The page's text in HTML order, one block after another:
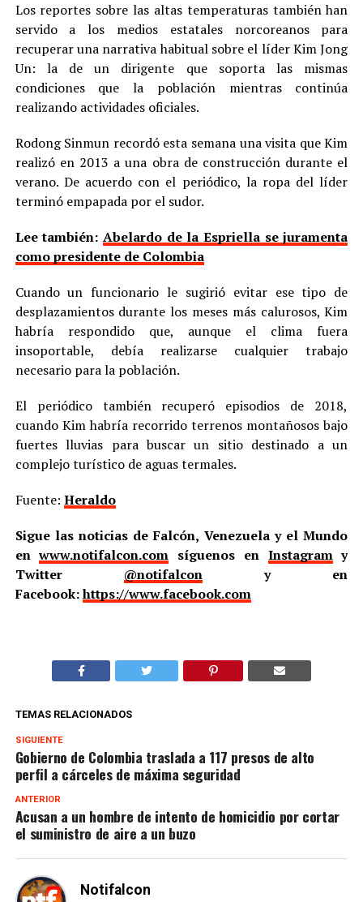
Los reportes sobre las altas temperaturas también han
servido a los medios estatales norcoreanos para
recuperar una narrativa habitual sobre el líder Kim Jong
Un: la de un dirigente que soporta las mismas
condiciones que la población mientras continúa
realizando actividades oficiales.
Rodong Sinmun recordó esta semana una visita que Kim
realizó en 2013 a una obra de construcción durante el
verano. De acuerdo con el periódico, la ropa del líder
terminó empapada por el sudor.
Lee también: Abelardo de la Espriella se juramenta
como presidente de Colombia
Cuando un funcionario le sugirió evitar ese tipo de
desplazamientos durante los meses más calurosos, Kim
habría respondido que, aunque el clima fuera
insoportable, debía realizarse cualquier trabajo
necesario para la población.
El periódico también recuperó episodios de 2018,
cuando Kim habría recorrido terrenos montañosos bajo
fuertes lluvias para buscar un sitio destinado a un
complejo turístico de aguas termales.
Fuente: Heraldo
Sigue las noticias de Falcón, Venezuela y el Mundo
enwww.notifalcon.com síguenos en Instagramy
Twitter @notifalcony en
Facebook:https://www.facebook.com
TEMAS RELACIONADOS
SIGUIENTE
Gobierno de Colombia traslada a 117 presos de alto
perfil a cárceles de máxima seguridad
ANTERIOR
Acusan a un hombre de intento de homicidio por cortar
el suministro de aire a un buzo
Notifalcon